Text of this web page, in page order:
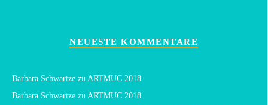
NEUESTE KOMMENTARE
Barbara Schwartze zu ARTMUC 2018
Barbara Schwartze zu ARTMUC 2018